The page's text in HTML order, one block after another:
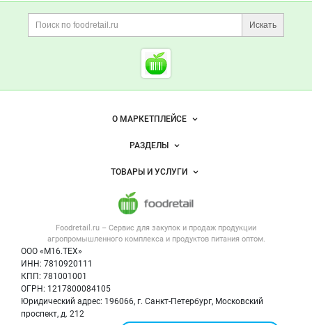
Дополнительная информация
Поиск по сайту и
Искать
Cсылки на полезные
Foodretail.ru
— продукты
Важные разделы и контакты
Foodretail.ru – Сервис для закупок и продаж продукции
агропромышленного комплекса и продуктов питания оптом.
ООО «М16.ТЕХ»
ИНН: 7810920111
КПП: 781001001
ОГРН: 1217800084105
Юридический адрес: 196066, г. Санкт-Петербург, Московский
проспект, д. 212
Навигация по сайтуО МАРКЕТПЛЕЙСЕ
Новости Foodretail.ru
Размещение рекламы
Публичная оферта
Контактная информация
Политика обработки персональных данных
РАЗДЕЛЫ
Объявления
Новости рынка
Вакансии
ТОВАРЫ И УСЛУГИ
Напитки, соки, вода
Оборудование для пищепрома
Информация о компаниях
Карта объявлений